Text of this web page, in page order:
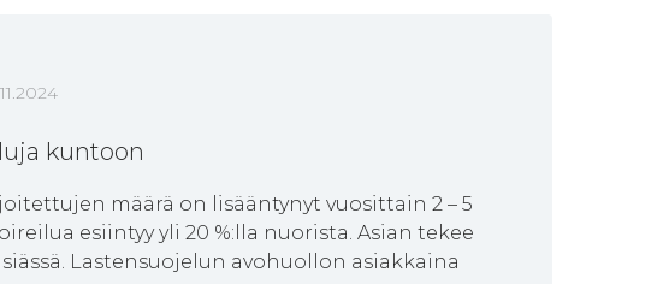
kuntoon
määrä on lisääntynyt vuosittain 2 – 5
esiintyy yli 20 %:lla nuorista. Asian tekee
Lastensuojelun avohuollon asiakkaina